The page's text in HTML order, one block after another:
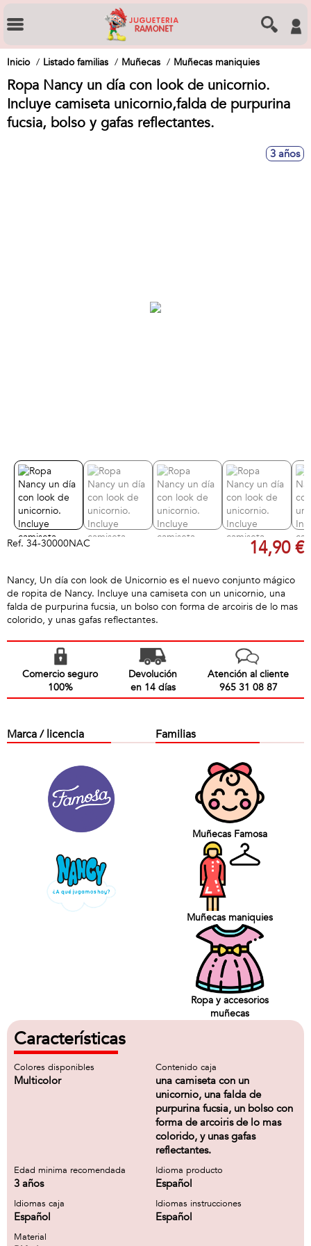
Inicio Listado familias Muñecas Muñecas maniquies
Ropa Nancy un día con look de unicornio.
Incluye camiseta unicornio,falda de purpurina
fucsia, bolso y gafas reflectantes.
3 años
Ref. 34-30000NAC 14,90 €
Nancy, Un día con look de Unicornio es el nuevo conjunto mágico
de ropita de Nancy. Incluye una camiseta con un unicornio, una
falda de purpurina fucsia, un bolso con forma de arcoiris de lo mas
colorido, y unas gafas reflectantes.
Comercio seguro
100%
Devolución
en 14 días
Atención al cliente
965 31 08 87
Marca / licencia Familias
Muñecas Famosa
Muñecas maniquies
Ropa y accesorios
muñecas
Características
Colores disponibles
Multicolor
Contenido caja
una camiseta con un
unicornio, una falda de
purpurina fucsia, un bolso con
forma de arcoiris de lo mas
colorido, y unas gafas
reflectantes.
Edad minima recomendada
3 años
Idioma producto
Español
Idiomas caja
Español
Idiomas instrucciones
Español
Material